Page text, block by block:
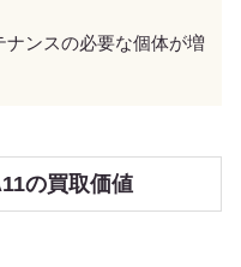
ナンスの必要な個体が増
の買取価値